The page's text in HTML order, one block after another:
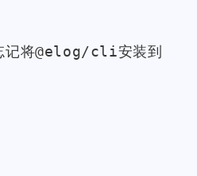
记将@elog/cli安装到